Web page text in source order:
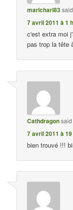
maricharl83
7 avril 2011 à 1
c'est extra moi
pas trop la tête
Cathdragon
7 avril 2011 à
bien trouvé !!!